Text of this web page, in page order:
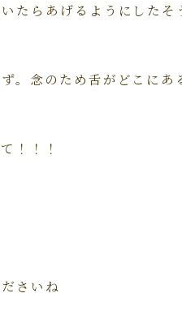
たらあげるようにしたそ
。念のため舌がどこにあ
！！！
さいね